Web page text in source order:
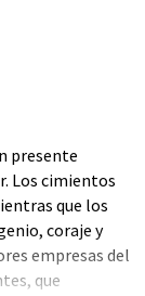
presente
Los cimientos
que los
coraje y
empresas del
que